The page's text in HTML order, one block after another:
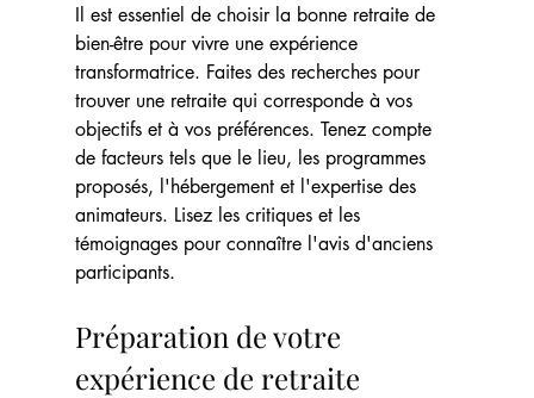
Il est essentiel de choisir la bonne retraite de
bien-être pour vivre une expérience
transformatrice. Faites des recherches pour
trouver une retraite qui corresponde à vos
objectifs et à vos préférences. Tenez compte
de facteurs tels que le lieu, les programmes
proposés, l'hébergement et l'expertise des
animateurs. Lisez les critiques et les
témoignages pour connaître l'avis d'anciens
participants.
Préparation de votre
expérience de retraite